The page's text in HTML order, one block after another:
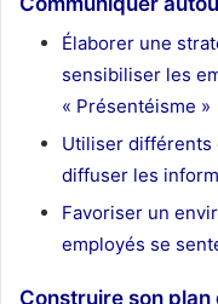
Élaborer une
sensibiliser les
« Présentéisme »
Utiliser différents
diffuser les
Favoriser un
employés se
Construire son plan